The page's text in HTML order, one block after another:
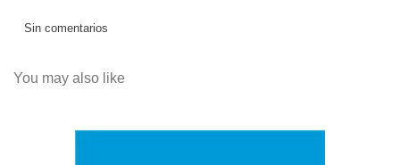
Sin comentarios
You may also like